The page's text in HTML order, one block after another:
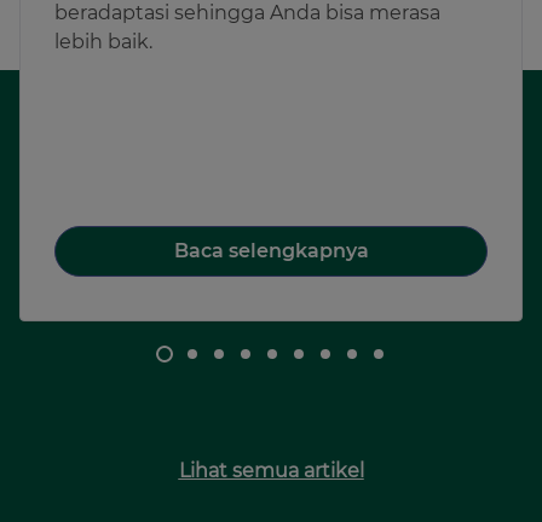
beradaptasi sehingga Anda bisa merasa
lebih baik.
Baca selengkapnya
Lihat semua artikel